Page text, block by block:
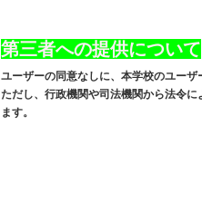
第三者への提供について
ユーザーの同意なしに、本学校のユーザ
ただし、行政機関や司法機関から法令
ます。